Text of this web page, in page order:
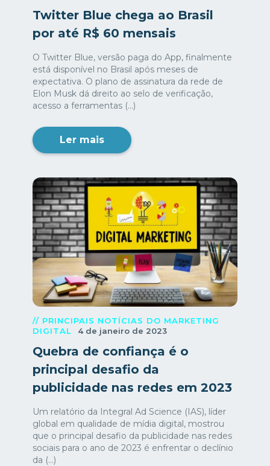
Twitter Blue chega ao Brasil
por até R$ 60 mensais
O Twitter Blue, versão paga do App, finalmente
está disponível no Brasil após meses de
expectativa. O plano de assinatura da rede de
Elon Musk dá direito ao selo de verificação,
acesso a ferramentas (...)
Ler mais
// PRINCIPAIS NOTÍCIAS DO MARKETING
DIGITAL
4 de janeiro de 2023
Quebra de confiança é o
principal desafio da
publicidade nas redes em 2023
Um relatório da Integral Ad Science (IAS), líder
global em qualidade de mídia digital, mostrou
que o principal desafio da publicidade nas redes
sociais para o ano de 2023 é enfrentar o declínio
da (...)